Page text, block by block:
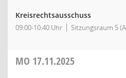
Kreisrechtsausschuss
09:00-10:40 Uhr Sitzungsraum 5
MO 17.11.2025